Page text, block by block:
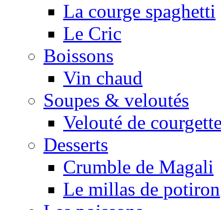
La courge spaghetti
Le Cric
Boissons
Vin chaud
Soupes & veloutés
Velouté de
Desserts
Crumble de Magali
Le millas de potiron